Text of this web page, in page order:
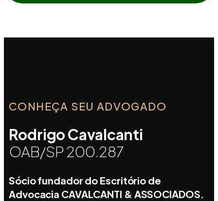
CONHEÇA SEU ADVOGADO
Rodrigo Cavalcanti
OAB/SP 200.287
Sócio fundador do Escritório de
Advocacia CAVALCANTI & ASSOCIADOS.